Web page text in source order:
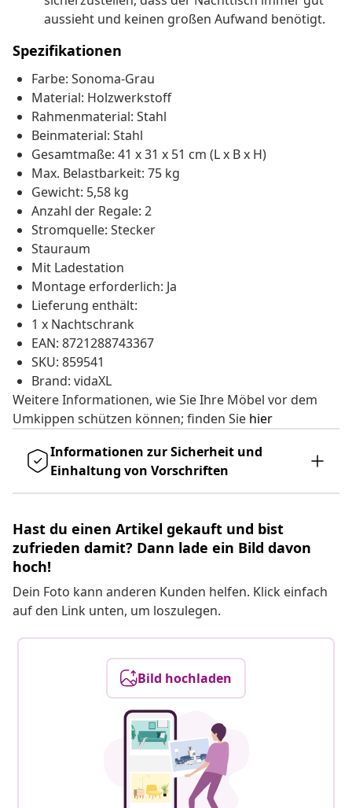
aussieht und keinen großen Aufwand benötigt.
Spezifikationen
Farbe: Sonoma-Grau
Material: Holzwerkstoff
Rahmenmaterial: Stahl
Beinmaterial: Stahl
Gesamtmaße: 41 x 31 x 51 cm (L x B x H)
Max. Belastbarkeit: 75 kg
Gewicht: 5,58 kg
Anzahl der Regale: 2
Stromquelle: Stecker
Stauraum
Mit Ladestation
Montage erforderlich: Ja
Lieferung enthält:
1 x Nachtschrank
EAN: 8721288743367
SKU: 859541
Brand: vidaXL
Weitere Informationen, wie Sie Ihre Möbel vor dem
Umkippen schützen können; finden Sie hier
Informationen zur Sicherheit und
Einhaltung von Vorschriften
Hast du einen Artikel gekauft und bist
zufrieden damit? Dann lade ein Bild davon
hoch!
Dein Foto kann anderen Kunden helfen. Klick einfach
auf den Link unten, um loszulegen.
Bild hochladen